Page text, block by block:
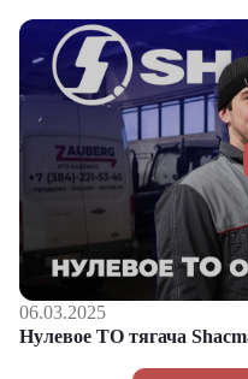
06.03.2025
Нулевое ТО тягача